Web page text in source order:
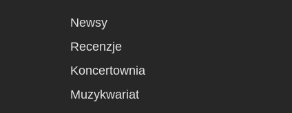
Newsy
Recenzje
Koncertownia
Muzykwariat